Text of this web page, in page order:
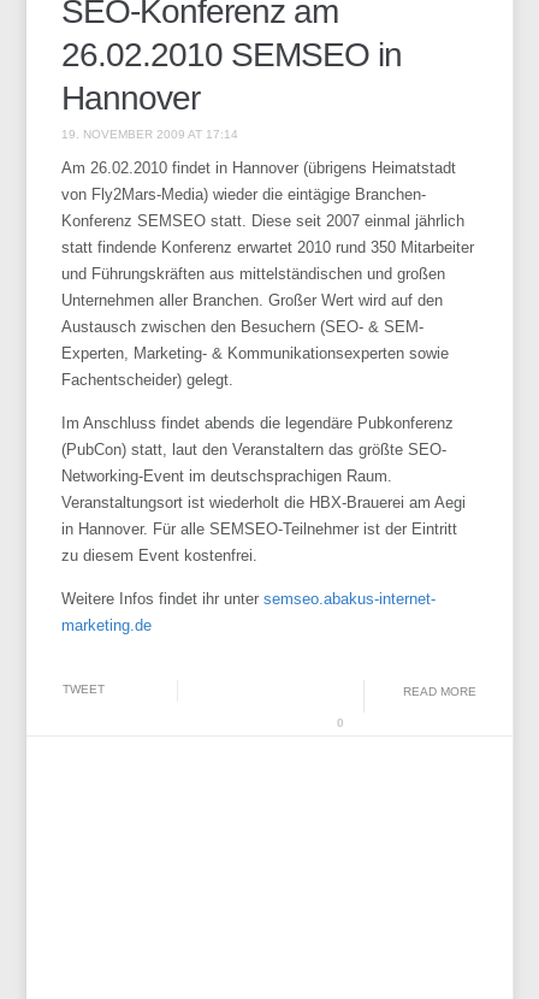
SEO-Konferenz am
26.02.2010 SEMSEO in
Hannover
19. NOVEMBER 2009 AT 17:14
Am 26.02.2010 findet in Hannover (übrigens Heimatstadt
von Fly2Mars-Media) wieder die eintägige Branchen-
Konferenz SEMSEO statt. Diese seit 2007 einmal jährlich
statt findende Konferenz erwartet 2010 rund 350 Mitarbeiter
und Führungskräften aus mittelständischen und großen
Unternehmen aller Branchen. Großer Wert wird auf den
Austausch zwischen den Besuchern (SEO- & SEM-
Experten, Marketing- & Kommunikationsexperten sowie
Fachentscheider) gelegt.
Im Anschluss findet abends die legendäre Pubkonferenz
(PubCon) statt, laut den Veranstaltern das größte SEO-
Networking-Event im deutschsprachigen Raum.
Veranstaltungsort ist wiederholt die HBX-Brauerei am Aegi
in Hannover. Für alle SEMSEO-Teilnehmer ist der Eintritt
zu diesem Event kostenfrei.
Weitere Infos findet ihr untersemseo.abakus-internet-
marketing.de
TWEET READ MORE
0